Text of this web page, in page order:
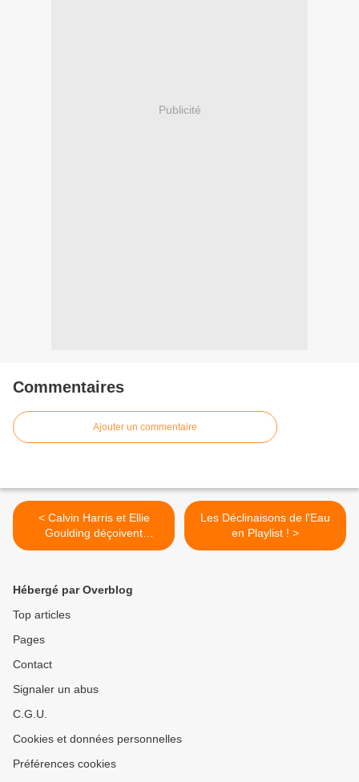
Publicité
Commentaires
Ajouter un commentaire
< Calvin Harris et Ellie
Goulding déçoivent
grandement avec « Miracle
Les Déclinaisons de l'Eau
en Playlist ! >
Hébergé par Overblog
Top articles
Pages
Contact
Signaler un abus
C.G.U.
Cookies et données personnelles
Préférences cookies